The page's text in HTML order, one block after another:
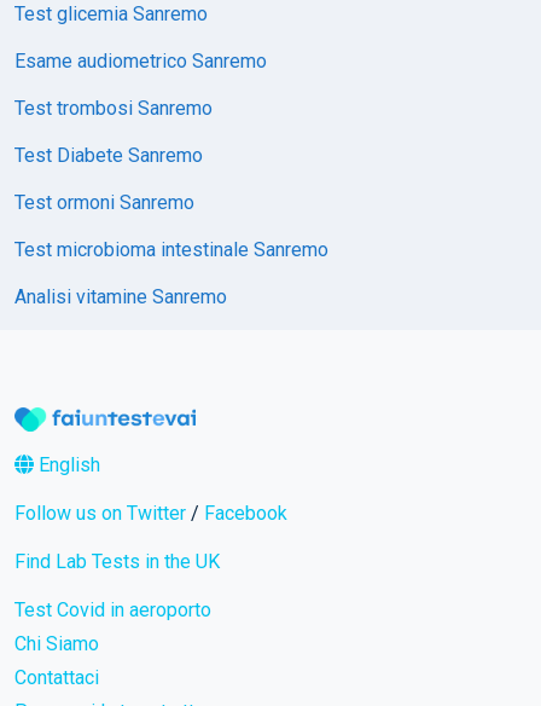
Test glicemia Sanremo
Esame audiometrico Sanremo
Test trombosi Sanremo
Test Diabete Sanremo
Test ormoni Sanremo
Test microbioma intestinale Sanremo
Analisi vitamine Sanremo
English
Follow us on Twitter / Facebook
Find Lab Tests in the UK
Test Covid in aeroporto
Chi Siamo
Contattaci